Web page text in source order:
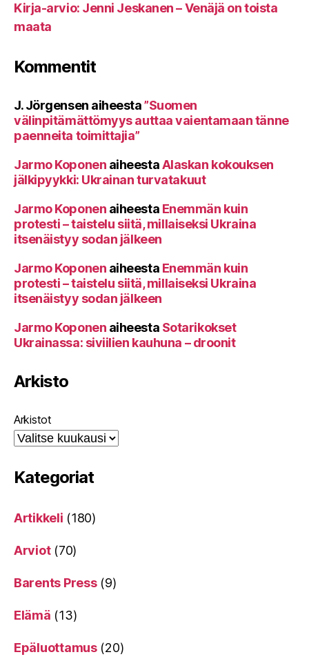
Kirja-arvio: Jenni Jeskanen – Venäjä on toista
maata
Kommentit
J. Jörgensen aiheesta”Suomen
välinpitämättömyys auttaa vaientamaan tänne
paenneita toimittajia”
Jarmo Koponen aiheestaAlaskan kokouksen
jälkipyykki: Ukrainan turvatakuut
Jarmo Koponen aiheesta Enemmän kuin
protesti – taistelu siitä, millaiseksi Ukraina
itsenäistyy sodan jälkeen
Jarmo Koponen aiheesta Enemmän kuin
protesti – taistelu siitä, millaiseksi Ukraina
itsenäistyy sodan jälkeen
Jarmo Koponen aiheesta Sotarikokset
Ukrainassa: siviilien kauhuna – droonit
Arkisto
Arkistot
Kategoriat
Artikkeli (180)
Arviot(70)
Barents Press(9)
Elämä (13)
Epäluottamus(20)